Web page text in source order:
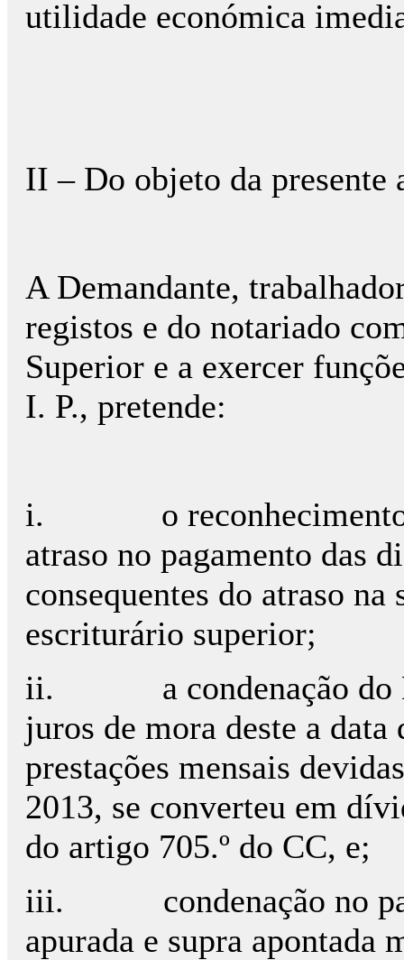
utilidade económica
II – Do objeto da presente
A Demandante,
registos e do notariado
Superior e a exercer
I. P., pretende:
i.
o
atraso no pagamento das
consequentes do atraso
escriturário superior;
ii.
a condenação
juros de mora deste a
prestações mensais
2013, se converteu em
do artigo 705.º do CC, e;
iii.
condenação no
apurada e supra apontada